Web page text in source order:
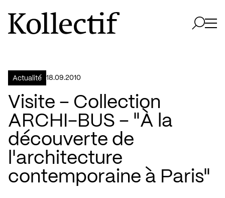
Aller à la page d'accueil
Logo Kollectif
Actualité 18.09.2010
Visite – Collection
ARCHI-BUS – "À la
découverte de
l'architecture
contemporaine à Paris"